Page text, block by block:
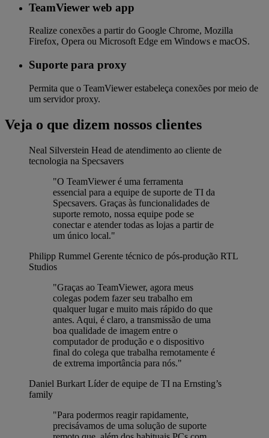
TeamViewer web app
Realize conexões a partir do Google Chrome, Mozilla
Firefox, Opera ou Microsoft Edge em Windows e macOS.
Suporte para proxy
Permita que o TeamViewer estabeleça conexões por meio de
um servidor proxy.
Veja o que dizem nossos clientes
Neal Silverstein Head de atendimento ao cliente de
tecnologia na Specsavers
"O TeamViewer é uma ferramenta
essencial para a equipe de suporte de TI da
Specsavers. Graças às funcionalidades de
suporte remoto, nossa equipe pode se
conectar e atender todas as lojas a partir de
um único local."
Philipp Rummel Gerente técnico de pós-produção RTL
Studios
"Graças ao TeamViewer, agora meus
colegas podem fazer seu trabalho em
qualquer lugar e muito mais rápido do que
antes. Aqui, é claro, a transmissão de uma
boa qualidade de imagem entre o
computador de produção e o dispositivo
final do colega que trabalha remotamente é
de extrema importância para nós."
Daniel Burkart Líder de equipe de TI na Ernsting’s
family
"Para podermos reagir rapidamente,
precisávamos de uma solução de suporte